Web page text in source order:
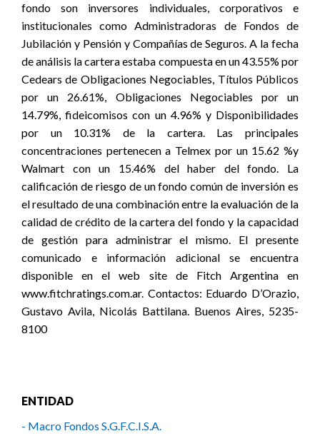
fondo son inversores individuales, corporativos e
institucionales como Administradoras de Fondos de
Jubilación y Pensión y Compañías de Seguros. A la fecha
de análisis la cartera estaba compuesta en un 43.55% por
Cedears de Obligaciones Negociables, Títulos Públicos
por un 26.61%, Obligaciones Negociables por un
14.79%, fideicomisos con un 4.96% y Disponibilidades
por un 10.31% de la cartera. Las principales
concentraciones pertenecen a Telmex por un 15.62 %y
Walmart con un 15.46% del haber del fondo. La
calificación de riesgo de un fondo común de inversión es
el resultado de una combinación entre la evaluación de la
calidad de crédito de la cartera del fondo y la capacidad
de gestión para administrar el mismo. El presente
comunicado e información adicional se encuentra
disponible en el web site de Fitch Argentina en
www.fitchratings.com.ar. Contactos: Eduardo D’Orazio,
Gustavo Avila, Nicolás Battilana. Buenos Aires, 5235-
8100
ENTIDAD
- Macro Fondos S.G.F.C.I.S.A.